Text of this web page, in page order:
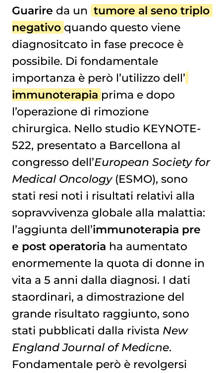
Guarire da un tumore al seno triplo
negativoquando questo viene
diagnositcato in fase precoce è
possibile. Di fondamentale
importanza è però l’utilizzo dell’
immunoterapia prima e dopo
l’operazione di rimozione
chirurgica. Nello studio KEYNOTE-
522, presentato a Barcellona al
congresso dell’European Society for
Medical Oncology(ESMO), sono
stati resi noti i risultati relativi alla
sopravvivenza globale alla malattia:
l’aggiunta dell’immunoterapia pre
e post operatoria ha aumentato
enormemente la quota di donne in
vita a 5 anni dalla diagnosi. I dati
staordinari, a dimostrazione del
grande risultato raggiunto, sono
stati pubblicati dalla rivista New
England Journal of Medicne.
Fondamentale però è revolgersi